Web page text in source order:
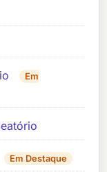
Em
Em Destaque